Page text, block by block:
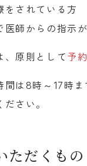
をされている方
医師からの指示
、原則として予
間は8時～17時
さい。
ただくもの